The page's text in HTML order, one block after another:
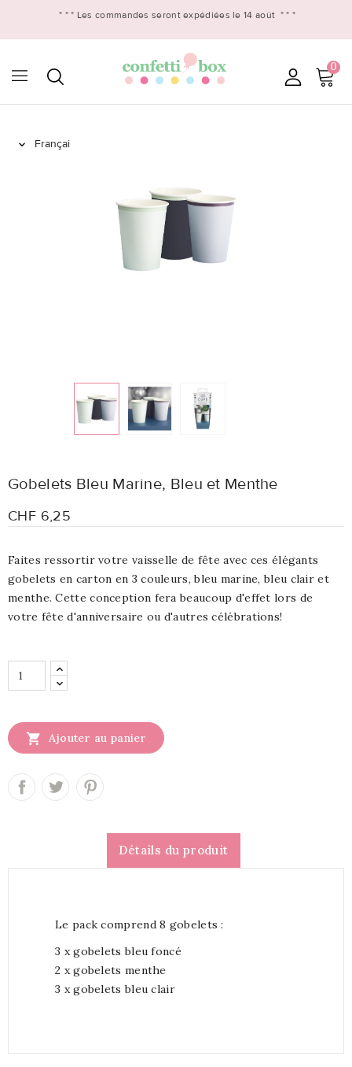
* * * Les commandes seront expédiées le 14 août * * *
0

Gobelets Bleu Marine, Bleu et Menthe
CHF 6,25
Faites ressortir votre vaisselle de fête avec ces élégants
gobelets en carton en 3 couleurs, bleu marine, bleu clair et
menthe. Cette conception fera beaucoup d'effet lors de
votre fête d'anniversaire ou d'autres célébrations!
 Ajouter au panier
Détails du produit
Le pack comprend 8 gobelets :
3 x gobelets bleu foncé
2 x gobelets menthe
3 x gobelets bleu clair